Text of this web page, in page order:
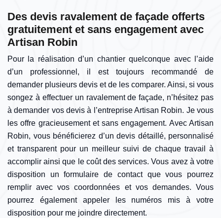
Des devis ravalement de façade offerts
gratuitement et sans engagement avec
Artisan Robin
Pour la réalisation d’un chantier quelconque avec l’aide
d’un professionnel, il est toujours recommandé de
demander plusieurs devis et de les comparer. Ainsi, si vous
songez à effectuer un ravalement de façade, n’hésitez pas
à demander vos devis à l’entreprise Artisan Robin. Je vous
les offre gracieusement et sans engagement. Avec Artisan
Robin, vous bénéficierez d’un devis détaillé, personnalisé
et transparent pour un meilleur suivi de chaque travail à
accomplir ainsi que le coût des services. Vous avez à votre
disposition un formulaire de contact que vous pourrez
remplir avec vos coordonnées et vos demandes. Vous
pourrez également appeler les numéros mis à votre
disposition pour me joindre directement.